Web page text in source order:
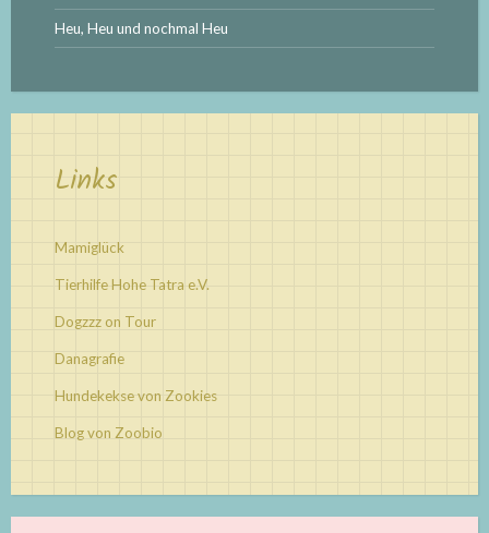
Heu, Heu und nochmal Heu
Links
Mamiglück
Tierhilfe Hohe Tatra e.V.
Dogzzz on Tour
Danagrafie
Hundekekse von Zookies
Blog von Zoobio